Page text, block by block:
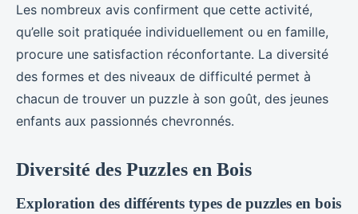
Les nombreux avis confirment que cette activité,
qu’elle soit pratiquée individuellement ou en famille,
procure une satisfaction réconfortante. La diversité
des formes et des niveaux de difficulté permet à
chacun de trouver un puzzle à son goût, des jeunes
enfants aux passionnés chevronnés.
Diversité des Puzzles en Bois
Exploration des différents types de puzzles en bois